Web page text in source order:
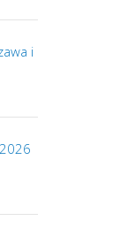
i